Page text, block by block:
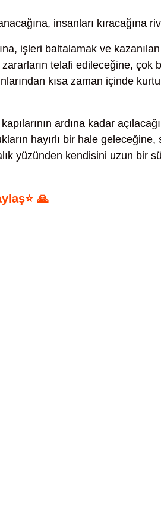
insanları kıracağına
işleri baltalamak ve
telafi edileceğine, çok
kısa zaman içinde
ardına kadar
hayırlı bir hale
yüzünden kendisini uzun bir
🙏